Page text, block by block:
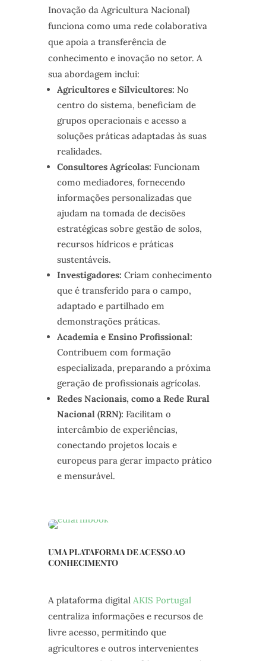
Inovação da Agricultura Nacional)
funciona como uma rede colaborativa
que apoia a transferência de
conhecimento e inovação no setor. A
sua abordagem inclui:
Agricultores e Silvicultores: No
centro do sistema, beneficiam de
grupos operacionais e acesso a
soluções práticas adaptadas às suas
realidades.
Consultores Agrícolas: Funcionam
como mediadores, fornecendo
informações personalizadas que
ajudam na tomada de decisões
estratégicas sobre gestão de solos,
recursos hídricos e práticas
sustentáveis.
Investigadores: Criam conhecimento
que é transferido para o campo,
adaptado e partilhado em
demonstrações práticas.
Academia e Ensino Profissional:
Contribuem com formação
especializada, preparando a próxima
geração de profissionais agrícolas.
Redes Nacionais, como a Rede Rural
Nacional (RRN): Facilitam o
intercâmbio de experiências,
conectando projetos locais e
europeus para gerar impacto prático
e mensurável.
UMA PLATAFORMA DE ACESSO AO
CONHECIMENTO
A plataforma digital AKIS Portugal
centraliza informações e recursos de
livre acesso, permitindo que
agricultores e outros intervenientes